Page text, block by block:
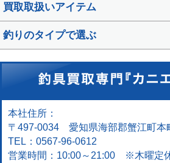
買取取扱いアイテム
釣りのタイプで選ぶ
本社住所：
〒497-0034 愛知県海部郡蟹江町
TEL：0567-96-0612
営業時間：10:00～21:00 ※木曜定